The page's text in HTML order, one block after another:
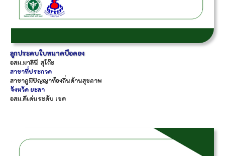
ลูกประคบใบหนาดบือดอง
อสม.มาลินี สุโก๊ะ
สาขาที่ประกวด
สาขาภูมิปัญญาท้องถิ่นด้านสุขภาพ
จังหวัด ยะลา
อสม.ดีเด่นระดับ เขต